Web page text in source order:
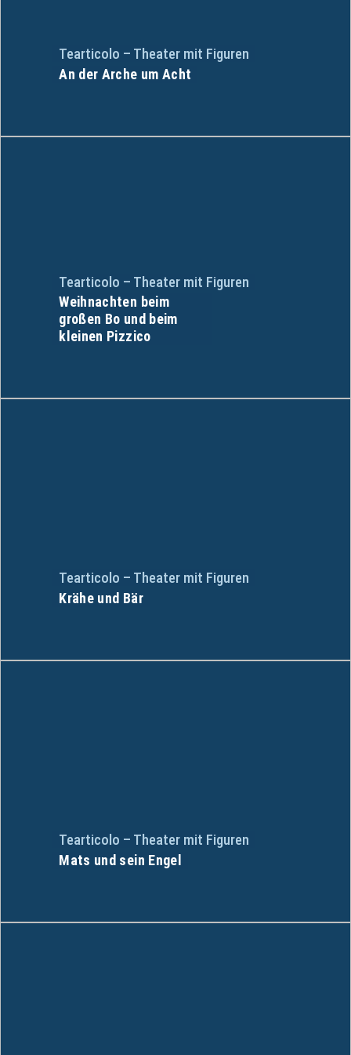
Tearticolo – Theater mit Figuren
An der Arche um Acht
Tearticolo – Theater mit Figuren
Weihnachten beim
großen Bo und beim
kleinen Pizzico
Tearticolo – Theater mit Figuren
Krähe und Bär
Tearticolo – Theater mit Figuren
Mats und sein Engel